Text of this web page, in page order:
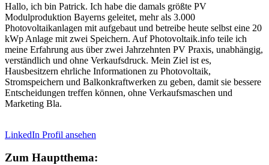
Hallo, ich bin Patrick. Ich habe die damals größte PV
Modulproduktion Bayerns geleitet, mehr als 3.000
Photovoltaikanlagen mit aufgebaut und betreibe heute selbst eine 20
kWp Anlage mit zwei Speichern. Auf Photovoltaik.info teile ich
meine Erfahrung aus über zwei Jahrzehnten PV Praxis, unabhängig,
verständlich und ohne Verkaufsdruck. Mein Ziel ist es,
Hausbesitzern ehrliche Informationen zu Photovoltaik,
Stromspeichern und Balkonkraftwerken zu geben, damit sie bessere
Entscheidungen treffen können, ohne Verkaufsmaschen und
Marketing Bla.
LinkedIn Profil ansehen
Zum Hauptthema: